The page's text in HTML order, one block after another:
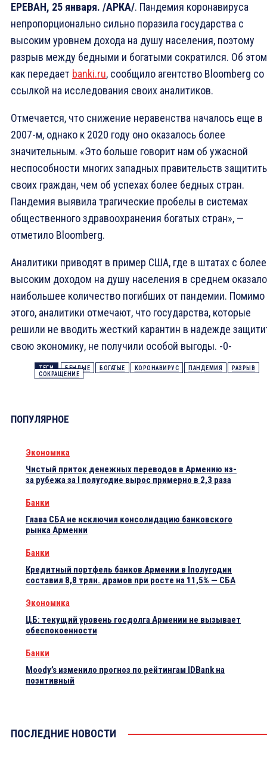
ЕРЕВАН, 25 января. /АРКА/. Пандемия коронавируса
непропорционально сильно поразила государства с
высоким уровнем дохода на душу населения, поэтому
разрыв между бедными и богатыми сократился. Об
как передает banki.ru, сообщило агентство Bloomberg со
ссылкой на исследования своих аналитиков.
Отмечается, что снижение неравенства началось еще в
2007-м, однако к 2020 году оно оказалось более
значительным. «Это больше говорит нам об ужасной
неспособности многих западных правительств защитить
своих граждан, чем об успехах более бедных стран.
Пандемия выявила трагические пробелы в системах
общественного здравоохранения богатых стран», —
отметило Bloomberg.
Аналитики приводят в пример США, где в штатах с более
высоким доходом на душу населения в среднем
наибольшее количество погибших от пандемии. Помимо
этого, аналитики отмечают, что государства, которые
решили не вводить жесткий карантин в надежде
свою экономику, не получили особой выгоды. -0-
ТЕГИ БЕНДЫЕ БОГАТЫЕ КОРОНАВИРУС ПАНДЕМИЯ
РАЗРЫВ
СОКРАЩЕНИЕ
ПОПУЛЯРНОЕ
Экономика
Чистый приток денежных переводов в Армению из-
за рубежа за I полугодие вырос примерно в 2,3 раза
Банки
Глава СБА не исключил консолидацию банковского
рынка Армении
Банки
Кредитный портфель банков Армении в Iполугодии
составил 8,8 трлн. драмов при росте на 11,5% — СБА
Экономика
ЦБ: текущий уровень госдолга Армении не вызывает
обеспокоенности
Банки
Moody’s изменило прогноз по рейтингам IDBank на
позитивный
ПОСЛЕДНИЕ НОВОСТИ